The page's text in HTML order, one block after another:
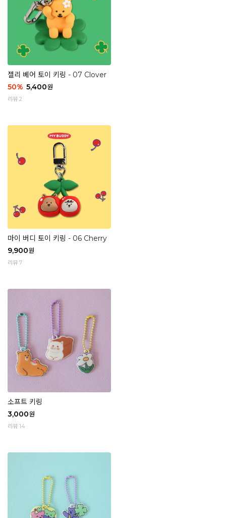
젤리 베어 토이 키링 - 07 Clover
50% 5,400원
리뷰 2
마이 버디 토이 키링 - 06 Cherry
9,900원
리뷰 7
소프트 키링
3,000원
리뷰 14